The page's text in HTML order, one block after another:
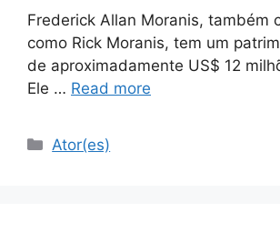
Frederick Allan Moranis, também
como Rick Moranis, tem um
de aproximadamente US$ 12
Ele … Read more
Categories
Ator(es)